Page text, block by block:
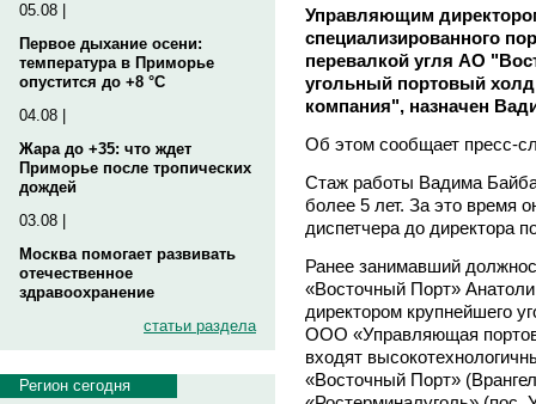
05.08 |
Первое дыхание осени:
температура в Приморье
опустится до +8 °C
04.08 |
Жара до +35: что ждет
Приморье после тропических
дождей
03.08 |
Москва помогает развивать
отечественное
здравоохранение
статьи раздела
Регион сегодня
Управляющим
специализированного
перевалкой угля АО
угольный портовый
компания", назначен
Об этом сообщает пресс-
Стаж работы Вадима
более 5 лет. За это время
диспетчера до директора
Ранее занимавший
«Восточный Порт»
директором крупнейшего
ООО «Управляющая
входят
«Восточный Порт»